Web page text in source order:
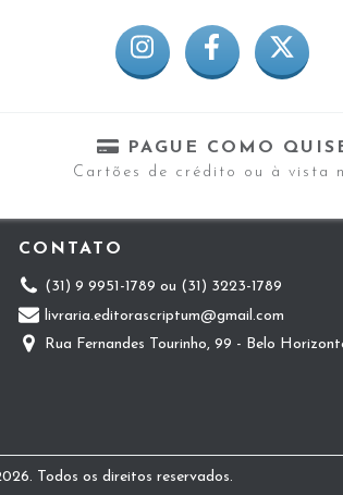
PAGUE COMO
Cartões de crédito ou à vista
CONTATO
(31) 9 9951-1789 ou (31) 3223-1789
livraria.editorascriptum@gmail.com
Rua Fernandes Tourinho, 99 - Belo
Todos os direitos reservados.